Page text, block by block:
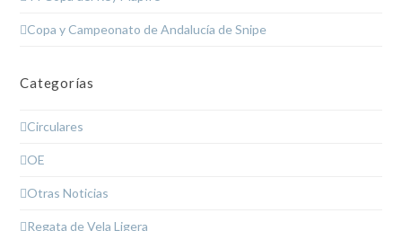
Copa y Campeonato de Andalucía de Snipe
Categorías
Circulares
OE
Otras Noticias
Regata de Vela Ligera